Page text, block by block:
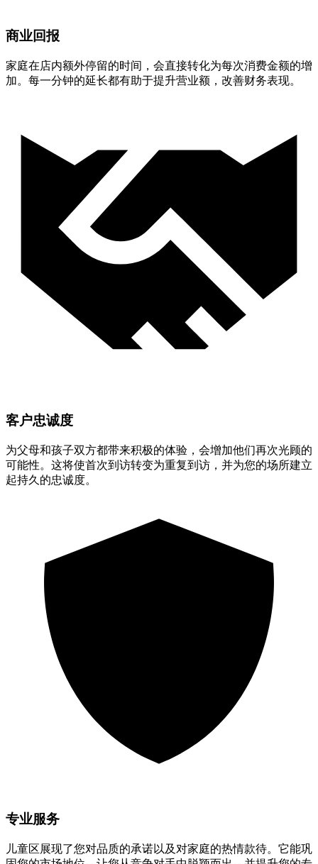
商业回报
家庭在店内额外停留的时间，会直接转化为每次消费金额的增
加。每一分钟的延长都有助于提升营业额，改善财务表现。
客户忠诚度
为父母和孩子双方都带来积极的体验，会增加他们再次光顾的
可能性。这将使首次到访转变为重复到访，并为您的场所建立
起持久的忠诚度。
专业服务
儿童区展现了您对品质的承诺以及对家庭的热情款待。它能巩